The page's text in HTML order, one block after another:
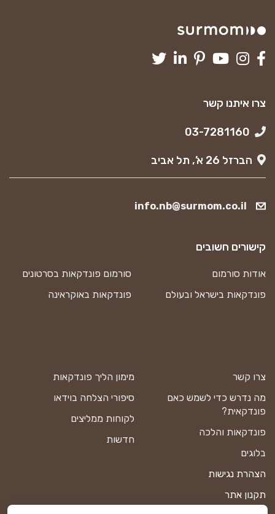
צרו איתנו קשר
הברזל 26 א’, תל אביב
info.nb@surmom.co.il
צרו קשר
מה נדרש כדי לשמש כאם
פונדקאית?
פונדקאות והלכה
בלוגים
הצהרת נגישות
תקנון אתר
מימון הליך פונדקאות
סיפורי הצלחה בוידאו
לקוחות ממליצים
חדשות
קישורים חשובים
אודות סורמום
סורמום פונדקאות בסרטונים
פונדקאות בישראל ובעולם
פונדקאות באוקראינה